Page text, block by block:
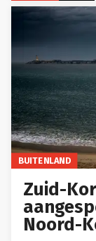
BUITENLAND
Zuid-
Noord-